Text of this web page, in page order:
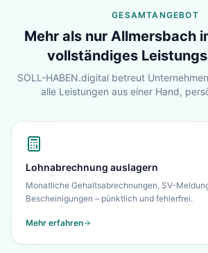
GESAMTANGEBOT
Mehr als nur Allmersbach
vollständiges
SOLL-HABEN.digital betreut
alle Leistungen aus einer Hand,
Lohnabrechnung auslagern
Monatliche Gehaltsabrechnungen, SV-
Bescheinigungen – pünktlich und fehlerfrei.
Mehr erfahren